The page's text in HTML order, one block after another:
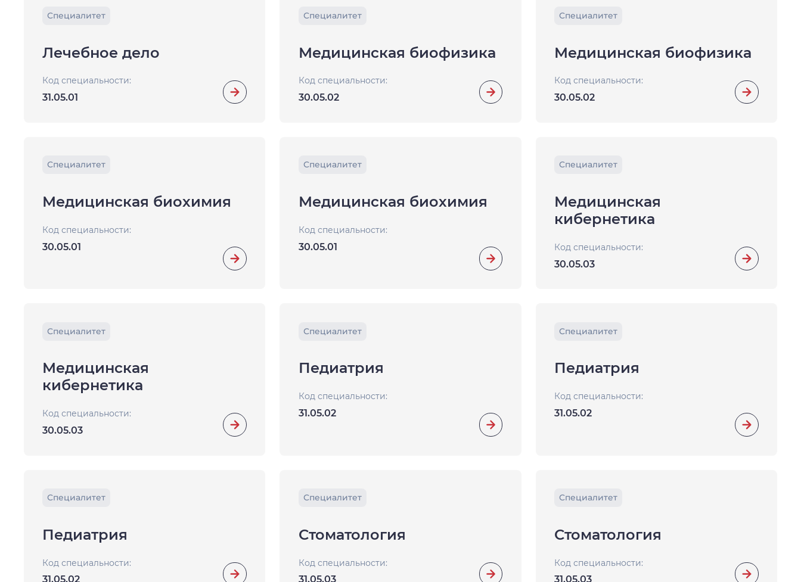
Специалитет
Лечебное дело
Код специальности:
31.05.01
Специалитет
Медицинская биофизика
Код специальности:
30.05.02
Специалитет
Медицинская биофизика
Код специальности:
30.05.02
Специалитет
Медицинская биохимия
Код специальности:
30.05.01
Специалитет
Медицинская биохимия
Код специальности:
30.05.01
Специалитет
Медицинская
кибернетика
Код специальности:
30.05.03
Специалитет
Медицинская
кибернетика
Код специальности:
30.05.03
Специалитет
Педиатрия
Код специальности:
31.05.02
Специалитет
Педиатрия
Код специальности:
31.05.02
Специалитет
Педиатрия
Код специальности:
31.05.02
Специалитет
Стоматология
Код специальности:
31.05.03
Специалитет
Стоматология
Код специальности:
31.05.03